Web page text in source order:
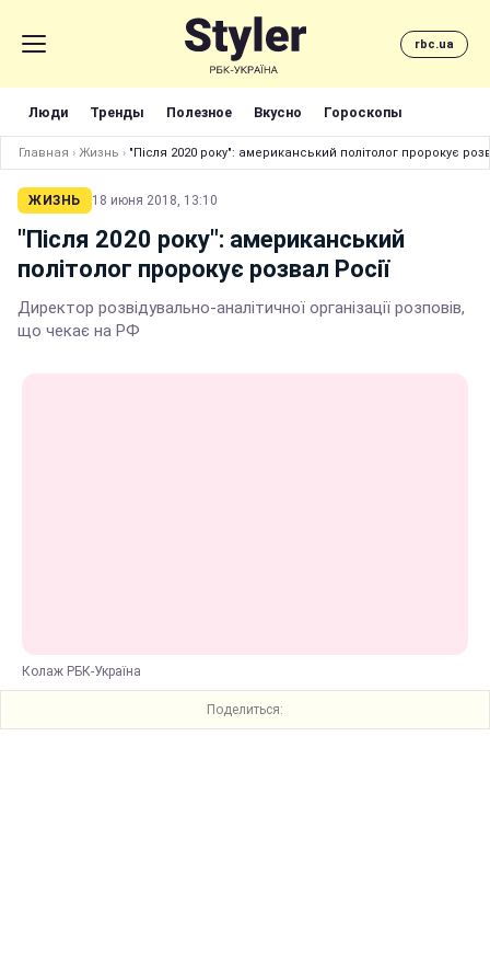
rbc.ua
Люди Тренды Полезное Вкусно Гороскопы
Главная › Жизнь › "Після 2020 року": американський політолог пророкує
ЖИЗНЬ 18 июня 2018, 13:10
"Після 2020 року": американський
політолог пророкує розвал Росії
Директор розвідувально-аналітичної організації розповів,
що чекає на РФ
Колаж РБК-Україна
Поделиться: